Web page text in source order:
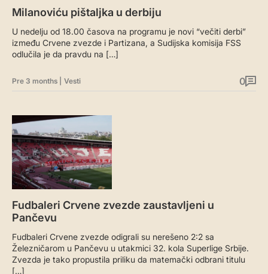
Milanoviću pištaljka u derbiju
U nedelju od 18.00 časova na programu je novi “večiti derbi”
između Crvene zvezde i Partizana, a Sudijska komisija FSS
odlučila je da pravdu na […]
Pre 3 months Vesti 0
Fudbaleri Crvene zvezde zaustavljeni u
Pančevu
Fudbaleri Crvene zvezde odigrali su nerešeno 2:2 sa
Železničarom u Pančevu u utakmici 32. kola Superlige Srbije.
Zvezda je tako propustila priliku da matemački odbrani titulu
[…]